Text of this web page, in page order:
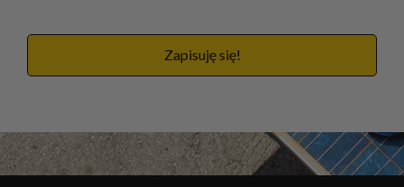
Zapisuję się!